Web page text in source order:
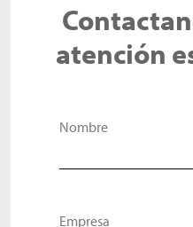
atención
Nombre
Empresa